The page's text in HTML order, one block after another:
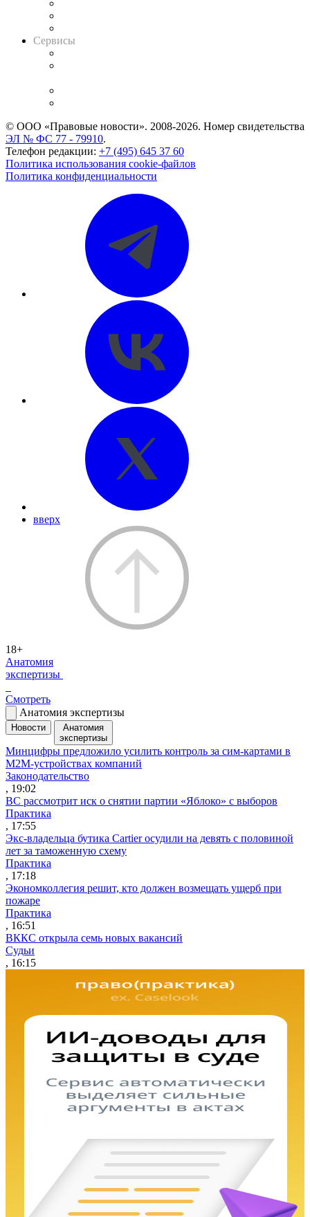
Сервисы
© ООО «Правовые новости». 2008-2026. Номер свидетельства
ЭЛ № ФС 77 - 79910.
Телефон редакции: +7 (495) 645 37 60
Политика использования cookie-файлов
Политика конфиденциальности
вверх
18+
Анатомия
экспертизы
Смотреть
Анатомия экспертизы
Новости
Анатомия
экспертизы
Минцифры предложило усилить контроль за сим-картами в
M2M-устройствах компаний
Законодательство
, 19:02
ВС рассмотрит иск о снятии партии «Яблоко» с выборов
Практика
, 17:55
Экс-владельца бутика Cartier осудили на девять с половиной
лет за таможенную схему
Практика
, 17:18
Экономколлегия решит, кто должен возмещать ущерб при
пожаре
Практика
, 16:51
ВККС открыла семь новых вакансий
Судьи
, 16:15